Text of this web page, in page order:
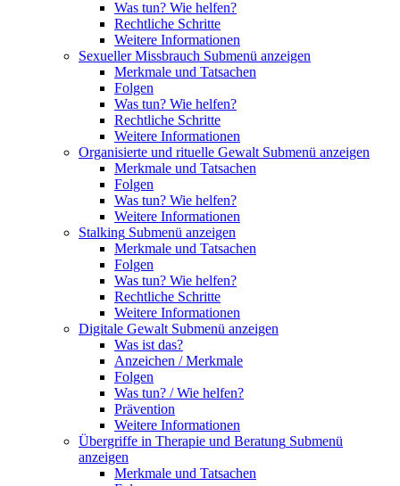
Was tun? Wie helfen?
Rechtliche Schritte
Weitere Informationen
Sexueller Missbrauch Submenü anzeigen
Merkmale und Tatsachen
Folgen
Was tun? Wie helfen?
Rechtliche Schritte
Weitere Informationen
Organisierte und rituelle Gewalt Submenü anzeigen
Merkmale und Tatsachen
Folgen
Was tun? Wie helfen?
Weitere Informationen
Stalking Submenü anzeigen
Merkmale und Tatsachen
Folgen
Was tun? Wie helfen?
Rechtliche Schritte
Weitere Informationen
Digitale Gewalt Submenü anzeigen
Was ist das?
Anzeichen / Merkmale
Folgen
Was tun? / Wie helfen?
Prävention
Weitere Informationen
Übergriffe in Therapie und Beratung Submenü
anzeigen
Merkmale und Tatsachen